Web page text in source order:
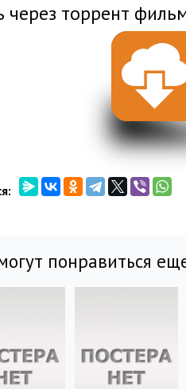
через торрент
понравиться